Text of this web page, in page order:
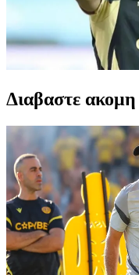
Διαβαστε ακομη